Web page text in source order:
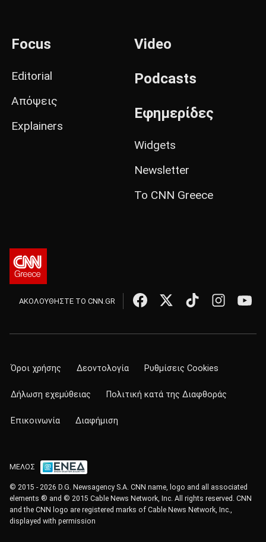
Focus
Editorial
Απόψεις
Explainers
Video
Podcasts
Εφημερίδες
Widgets
Newsletter
Το CNN Greece
ΑΚΟΛΟΥΘΗΣΤΕ ΤΟ CNN.GR
Όροι χρήσης Δεοντολογία Ρυθμίσεις Cookies
Δήλωση εχεμύθειας Πολιτική κατά της Διαφθοράς
Επικοινωνία Διαφήμιση
ΜΕΛΟΣ
© 2015 - 2026 D.G. Newsagency S.A. CNN name, logo and all associated
elements ® and © 2015 Cable News Network, Inc. All rights reserved. CNN
and the CNN logo are registered marks of Cable News Network, Inc.,
displayed with permission